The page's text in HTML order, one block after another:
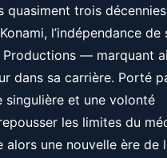
quasiment trois décennies
l’indépendance de
Productions — marquant
dans sa carrière. Porté
singulière et une volonté
les limites du
alors une nouvelle ère de